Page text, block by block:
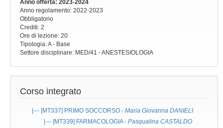
Anno offerta: 2023-2024
Anno regolamento: 2022-2023
Obbligatorio
Crediti: 2
Ore di lezione: 20
Tipologia: A - Base
Settore disciplinare: MED/41 - ANESTESIOLOGIA
Corso integrato
|--- [MT337] PRIMO SOCCORSO - Maria Giovanna DANIELI
|--- [MT339] FARMACOLOGIA- Pasqualina CASTALDO